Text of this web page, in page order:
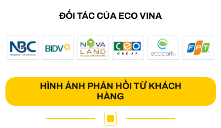
ĐỐI TÁC CỦA ECO VINA
HÌNH ẢNH PHẢN HỒI TỪ KHÁCH
HÀNG